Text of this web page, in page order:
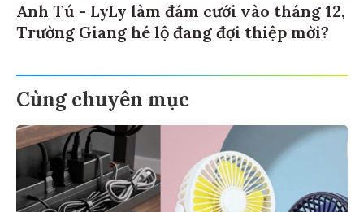
Anh Tú - LyLy làm đám cưới vào tháng 12,
Trường Giang hé lộ đang đợi thiệp mời?
Cùng chuyên mục